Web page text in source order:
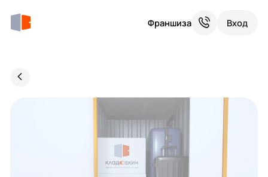
Франшиза Вход